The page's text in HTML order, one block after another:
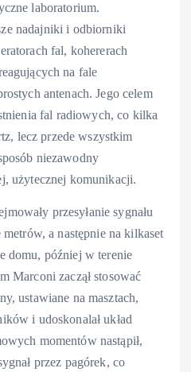
laboratorium.
nadajniki i odbiorniki
fal, kohererach
na fale
antenach. Jego celem
fal radiowych, co kilka
lecz przede wszystkim
niezawodny
użytecznej komunikacji.
przesyłanie sygnału
a następnie na kilkaset
domu, później w terenie
Marconi zaczął stosować
ustawiane na masztach,
i udoskonalał układ
momentów nastąpił,
przez pagórek, co